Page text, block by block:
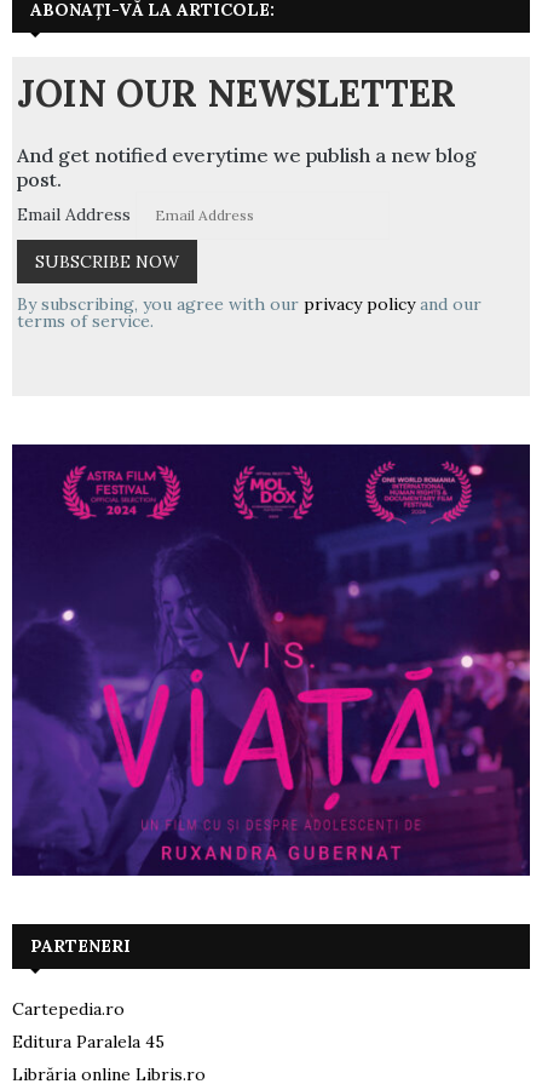
ABONAȚI-VĂ LA ARTICOLE:
JOIN OUR NEWSLETTER
And get notified everytime we publish a new blog
post.
Email Address
By subscribing, you agree with our privacy policyand our
terms of service.
PARTENERI
Cartepedia.ro
Editura Paralela 45
Librăria online Libris.ro